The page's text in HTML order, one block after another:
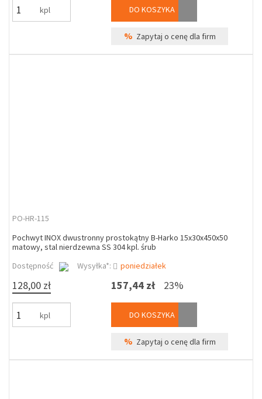
kpl DO KOSZYKA
% Zapytaj o cenę dla firm
PO-HR-115
Pochwyt INOX dwustronny prostokątny B-Harko 15x30x450x50
matowy, stal nierdzewna SS 304 kpl. śrub
Dostępność
Wysyłka*: poniedziałek
128,00 zł
kpl
157,44 zł 23%
DO KOSZYKA
% Zapytaj o cenę dla firm